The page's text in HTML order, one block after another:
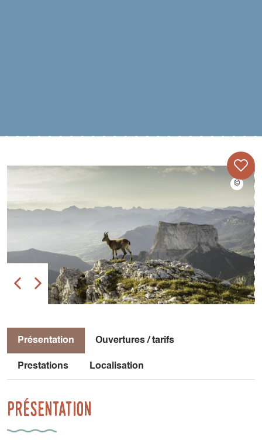
Présentation Ouvertures / tarifs
Prestations Localisation
Présentation